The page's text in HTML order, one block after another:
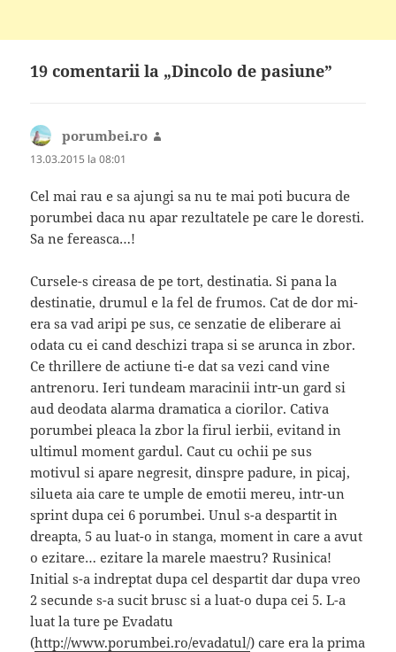
19 comentarii la „Dincolo de pasiune”
porumbei.ro
13.03.2015 la 08:01
Cel mai rau e sa ajungi sa nu te mai poti bucura de
porumbei daca nu apar rezultatele pe care le doresti.
Sa ne fereasca…!
Cursele-s cireasa de pe tort, destinatia. Si pana la
destinatie, drumul e la fel de frumos. Cat de dor mi-
era sa vad aripi pe sus, ce senzatie de eliberare ai
odata cu ei cand deschizi trapa si se arunca in zbor.
Ce thrillere de actiune ti-e dat sa vezi cand vine
antrenoru. Ieri tundeam maracinii intr-un gard si
aud deodata alarma dramatica a ciorilor. Cativa
porumbei pleaca la zbor la firul ierbii, evitand in
ultimul moment gardul. Caut cu ochii pe sus
motivul si apare negresit, dinspre padure, in picaj,
silueta aia care te umple de emotii mereu, intr-un
sprint dupa cei 6 porumbei. Unul s-a despartit in
dreapta, 5 au luat-o in stanga, moment in care a avut
o ezitare… ezitare la marele maestru? Rusinica!
Initial s-a indreptat dupa cel despartit dar dupa vreo
2 secunde s-a sucit brusc si a luat-o dupa cei 5. L-a
luat la ture pe Evadatu
(http://www.porumbei.ro/evadatul/) care era la prima